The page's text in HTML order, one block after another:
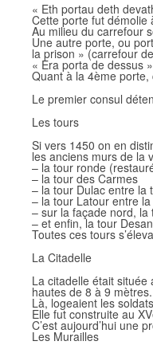
« Eth portau deth
Cette porte fut démolie
Au milieu du carrefour
Une autre porte, ou
la prison » (carrefour
« Era porta de dessus
Quant à la 4ème porte,
Le premier consul
Les tours
Si vers 1450 on en
les anciens murs de la
– la tour ronde
– la tour des Carmes
– la tour Dulac entre la
– la tour Latour entre
– sur la façade nord, la
– et enfin, la tour
Toutes ces tours
La Citadelle
La citadelle était
hautes de 8 à 9 mètres.
Là, logeaient les
Elle fut construite au
C’est aujourd’hui une
Les Murailles